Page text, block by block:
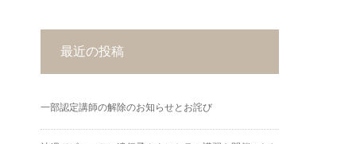
最近の投稿
一部認定講師の解除のお知らせとお詫び